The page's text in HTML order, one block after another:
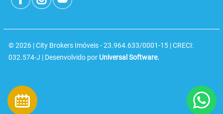
© 2026 | City Brokers Imóveis - 23.964.633/0001-15 | CRECI:
032.574-J | Desenvolvido por Universal Software.